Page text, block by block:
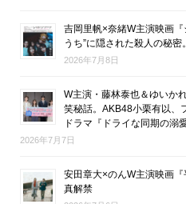
吉岡里帆×奈緒W主演映画
うち”に隠された殺人の秘
2026年7月8日
W主演・藤林泰也＆ゆいか
笑秘話。AKB48小栗有以、
ドラマ『ドライな同期の溺
2026年7月7日
安田章大×のんW主演映画
真解禁